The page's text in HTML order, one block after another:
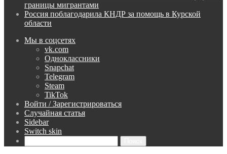
границы мигрантами
Россия поблагодарила КНДР за помощь в Курской
области
Мы в соцсетях
vk.com
Одноклассники
Snapchat
Telegram
Steam
TikTok
Войти / Зарегистрироваться
Случайная статья
Sidebar
Switch skin